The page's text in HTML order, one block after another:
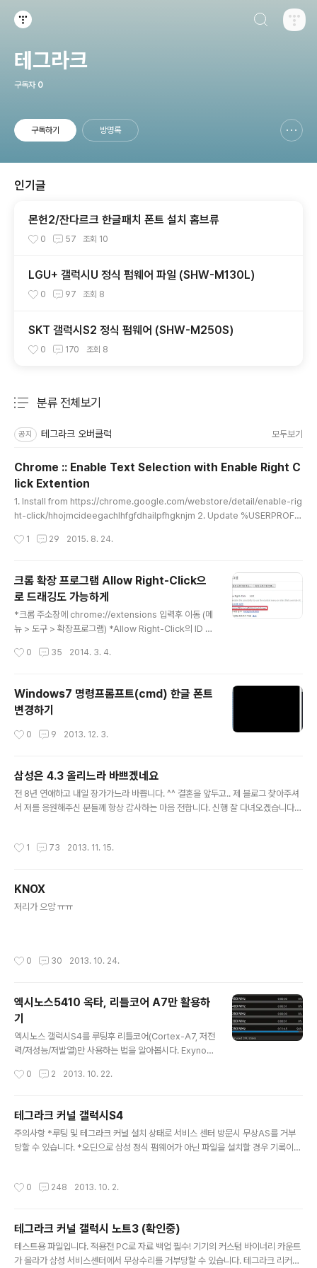
테그라크
구독자 0
구독하기 방명록
인기글
몬헌2/잔다르크 한글패치 폰트 설치 홈브류
0 57 조회 10
LGU+ 갤럭시U 정식 펌웨어 파일 (SHW-M130L)
0 97 조회 8
SKT 갤럭시S2 정식 펌웨어 (SHW-M250S)
0 170 조회 8
분류 전체보기
공지 테그라크 오버클럭 모두보기
Chrome :: Enable Text Selection with Enable Right C
lick Extention
1. Install from https://chrome.google.com/webstore/detail/enable-rig
ht-click/hhojmcideegachlhfgfdhailpfhgknjm 2. Update %USERPROFIL
ojmcideegachlhfgfdhailpfhgknjm\0.0.9_0\web_accessible_resources
e); /* Enable text selection by TEGRAK 2015.08.24 */ window.addEv
entListener(..
1 29 2015. 8. 24.
크롬 확장 프로그램 Allow Right-Click으
로 드래깅도 가능하게
*크롬 주소창에 chrome://extensions 입력후 이동 (메
뉴 > 도구 > 확장프로그램) *Allow Right-Click의 ID 항
Data\Local\Google\Chrome\User Data\Default\E
g("allow right click processing selectstart"); elt.
addEventListener("selectstart", bringBackDefau
lt, false); *Allow Right-Click의 사용 설정을 해제 후 다
시 설정 *페이지 새..
0 35 2014. 3. 4.
Windows7 명령프롬프트(cmd) 한글 폰트
변경하기
0 9 2013. 12. 3.
삼성은 4.3 올리느라 바쁘겠네요
전 8년 연애하고 내일 장가가느라 바쁩니다. ^^ 결혼을 앞두고.. 제 블로그 찾아주셔
서 저를 응원해주신 분들께 항상 감사하는 마음 전합니다. 신행 잘 다녀오겠습니다. ^
1 73 2013. 11. 15.
KNOX
저리가 으앙 ㅠㅠ
0 30 2013. 10. 24.
엑시노스5410 옥타, 리틀코어 A7만 활용하
기
엑시노스 갤럭시S4를 루팅후 리틀코어(Cortex-A7, 저전
력/저성능/저발열)만 사용하는 법을 알아봅시다. Exynos
Hz (실제 500~1200MHz) Cortex-A15(CA15): 800
오퍼레이터이다. /dev/b.L_operator 00: Disable swi
tcher 01: LITTLE only 10: big only 11: big.LITTLE
여기서 01(LITTLE only), 10(big only) 모드는 설정해
봤자 실제로 활용을 안해서 소용없고, 00(Disable)으로
0 2 2013. 10. 22.
테그라크 커널 갤럭시S4
주의사항 *루팅 및 테그라크 커널 설치 상태로 서비스 센터 방문시 무상AS를 거부
당할 수 있습니다. *오딘으로 삼성 정식 펌웨어가 아닌 파일을 설치할 경우 기록이
로 서비스센터 방문시 - 삼성 순정 펌웨어를 키스나 혹은 오딘으로 설치해줍니다. -
저도 삼성서비스센터 몇 번 방문했지만 모두 무상처리되었네요.. - 시스템 이미지를
통해 루팅을 하는 방식으로 루팅 카운트를 올리지 않을..
0 248 2013. 10. 2.
테그라크 커널 갤럭시 노트3 (확인중)
테스트용 파일입니다. 적용전 PC로 자료 백업 필수! 기기의 커스텀 바이너리 카운트
가 올라가 삼성 서비스센터에서 무상수리를 거부당할 수 있습니다. 테그라크 리커버